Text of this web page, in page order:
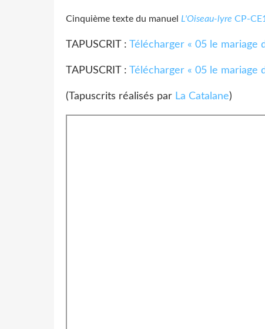
Cinquième texte du manuel L'Oiseau-lyre CP-CE1
TAPUSCRIT : Télécharger « 05 le mariage
TAPUSCRIT : Télécharger « 05 le mariage
(Tapuscrits réalisés par La Catalane)